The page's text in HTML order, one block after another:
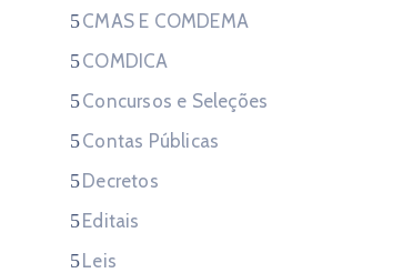
CMAS E COMDEMA
COMDICA
Concursos e Seleções
Contas Públicas
Decretos
Editais
Leis